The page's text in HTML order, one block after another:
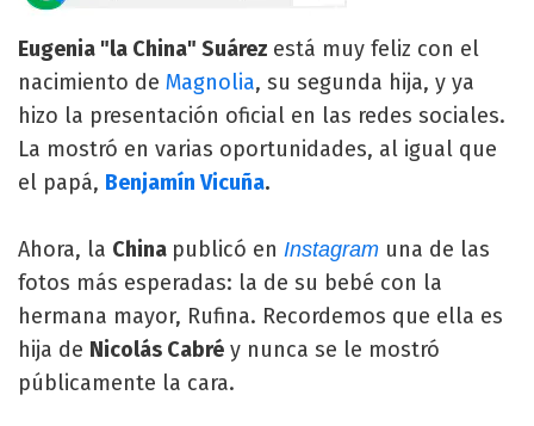
Eugenia "la China" Suárez está muy feliz con el
nacimiento de Magnolia, su segunda hija, y ya
hizo la presentación oficial en las redes sociales.
La mostró en varias oportunidades, al igual que
el papá, Benjamín Vicuña.
Ahora, la China publicó en Instagram una de las
fotos más esperadas: la de su bebé con la
hermana mayor, Rufina. Recordemos que ella es
hija de Nicolás Cabré y nunca se le mostró
públicamente la cara.